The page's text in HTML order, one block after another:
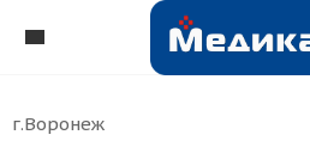
г.Воронеж